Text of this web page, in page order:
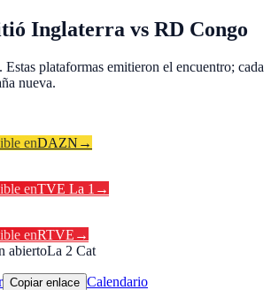
Inglaterra vs RD Congo
plataformas emitieron el encuentro; cada
nueva.
enDAZN →
enTVE La 1 →
enRTVE →
abiertoLa 2 Cat
Copiar enlace Calendario